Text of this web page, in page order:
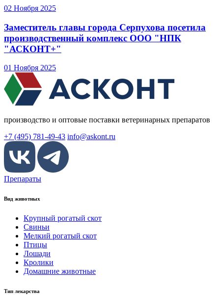
02 Ноября 2025
Заместитель главы города Серпухова посетила
производственный комплекс ООО "НПК
"АСКОНТ+"
01 Ноября 2025
производство и оптовые поставки ветеринарных препаратов
+7 (495) 781-49-43 info@askont.ru
Препараты
Вид животных
Крупный рогатый скот
Свиньи
Мелкий рогатый скот
Птицы
Лошади
Кролики
Домашние животные
Тип лекарства